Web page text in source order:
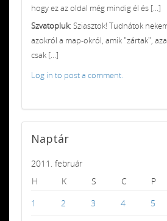
hogy ez az oldal még mindig él és [...]
Szvatopluk: Sziasztok! Tudnátok
azokról a map-okról, amik "zártak",
csak [...]
Log in to post a comment.
Naptár
2011. február
H
K S C P
1
2 3 4 5